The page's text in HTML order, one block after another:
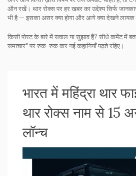
ऑन रखें। थार रोक्स पर हर खबर का उद्देश्य सिर्फ
भी है — इसका असर क्या होगा और आगे क्या देखने लायक
किसी पोस्ट के बारे में सवाल या सुझाव हैं? सीधे कमेंट में
समाचार" पर रुक-रुक कर नई कहानियाँ पढ़ते रहिए।
भारत में महिंद्रा थार
थार रोक्स नाम से 15
लॉन्च